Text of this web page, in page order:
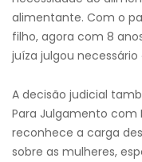
alimentante. Com o
filho, agora com 8
juíza julgou
A decisão judicial
Para Julgamento com
reconhece a carga
sobre as mulheres,